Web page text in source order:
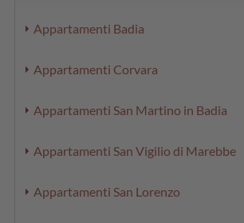
Appartamenti Badia
Appartamenti Corvara
Appartamenti San Martino in Badia
Appartamenti San Vigilio di Marebbe
Appartamenti San Lorenzo